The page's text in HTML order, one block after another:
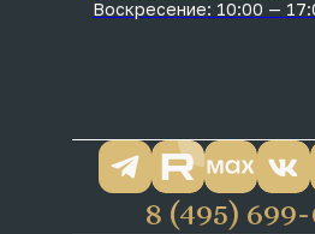
8 (495)
Воскресение: 10:00 —